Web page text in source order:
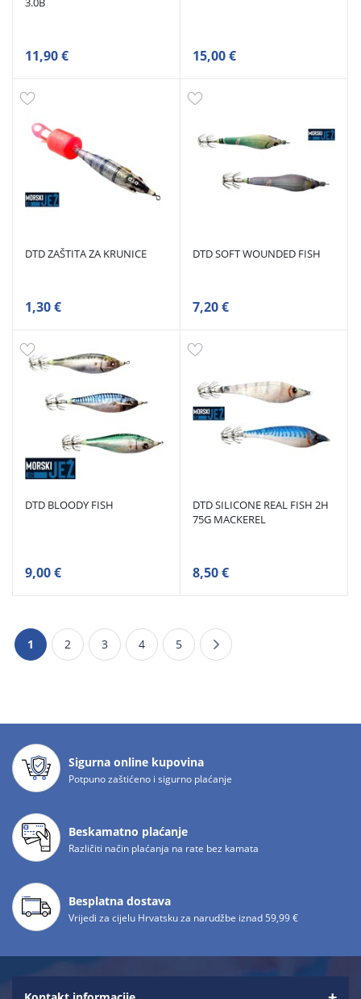
11,90 € 15,00 €
DTD ZAŠTITA ZA KRUNICE
1,30 €
DTD SOFT WOUNDED FISH
7,20 €
DTD BLOODY FISH
9,00 €
DTD SILICONE REAL FISH 2H
75G MACKEREL
8,50 €
1 2 3 4 5
Sigurna online kupovina
Potpuno zaštićeno i sigurno plaćanje
Beskamatno plaćanje
Različiti način plaćanja na rate bez kamata
Besplatna dostava
Vrijedi za cijelu Hrvatsku za narudžbe iznad 59,99 €